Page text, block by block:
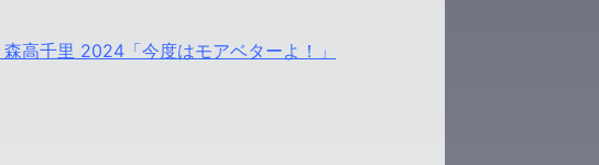
高千里 2024「今度はモアベターよ！」